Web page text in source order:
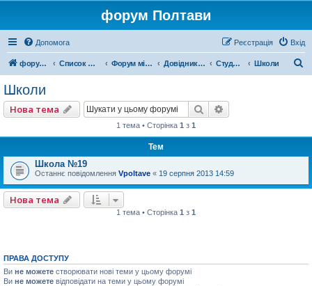
форум Полтави
Допомога Вхід
Реєстрація
форум Полтави Список форумів Форум міста Полтава Довідник Полтави Студентський форум Школи
Школи
Нова тема Пошук
1 тема • Сторінка 1 з 1
Тем
Школа №19
Останнє повідомлення Vpoltave « 19 серпня 2013 14:59
Нова тема
1 тема • Сторінка 1 з 1
ПРАВА ДОСТУПУ
Ви не можете створювати нові теми у цьому форумі
Ви не можете відповідати на теми у цьому форумі